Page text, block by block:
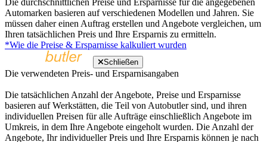
Automarken basieren auf verschiedenen Modellen und Jahren. Sie
müssen daher einen Auftrag erstellen und Angebote vergleichen, um
Ihren tatsächlichen Preis und Ihre Ersparnis zu ermitteln.
*Wie die Preise & Ersparnisse kalkuliert wurden
Schließen
Die verwendeten Preis- und Ersparnisangaben
Die tatsächlichen Anzahl der Angebote, Preise und Ersparnisse
basieren auf Werkstätten, die Teil von Autobutler sind, und ihren
individuellen Preisen für alle Aufträge einschließlich Angebote im
Umkreis, in dem Ihre Angebote eingeholt wurden. Die Anzahl der
Angebote, Ihr individueller Preis und Ihre Ersparnis können je nach